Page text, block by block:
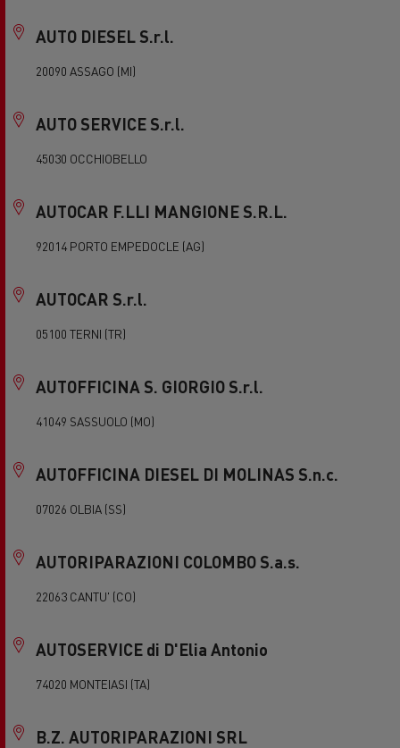
AUTO DIESEL S.r.l.
20090 ASSAGO (MI)
AUTO SERVICE S.r.l.
45030 OCCHIOBELLO
AUTOCAR F.LLI MANGIONE S.R.L.
92014 PORTO EMPEDOCLE (AG)
AUTOCAR S.r.l.
05100 TERNI (TR)
AUTOFFICINA S. GIORGIO S.r.l.
41049 SASSUOLO (MO)
AUTOFFICINA DIESEL DI MOLINAS S.n.c.
07026 OLBIA (SS)
AUTORIPARAZIONI COLOMBO S.a.s.
22063 CANTU' (CO)
AUTOSERVICE di D'Elia Antonio
74020 MONTEIASI (TA)
B.Z. AUTORIPARAZIONI SRL